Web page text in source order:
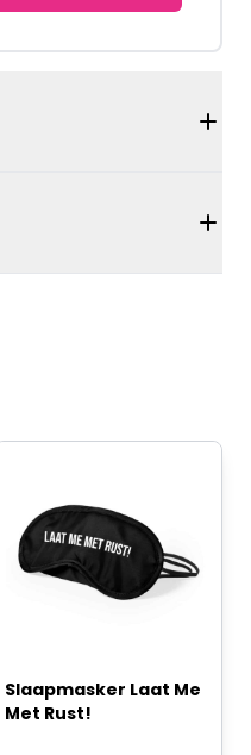
Slaapmasker Laat Me
Met Rust!